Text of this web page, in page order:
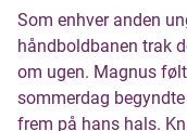
Som enhver anden
håndboldbanen trak
om ugen. Magnus
sommerdag
frem på hans hals.